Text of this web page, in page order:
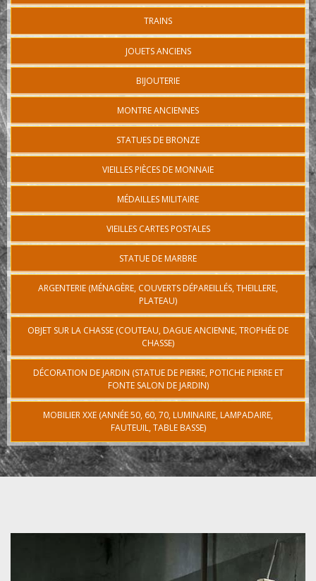
TRAINS
JOUETS ANCIENS
BIJOUTERIE
MONTRE ANCIENNES
STATUES DE BRONZE
VIEILLES PIÈCES DE MONNAIE
MÉDAILLES MILITAIRE
VIEILLES CARTES POSTALES
STATUE DE MARBRE
ARGENTERIE (MÉNAGÈRE, COUVERTS DÉPAREILLÉS, THEILLERE,
PLATEAU)
OBJET SUR LA CHASSE (COUTEAU, DAGUE ANCIENNE, TROPHÉE DE
CHASSE)
DÉCORATION DE JARDIN (STATUE DE PIERRE, POTICHE PIERRE ET
FONTE SALON DE JARDIN)
MOBILIER XXE (ANNÉE 50, 60, 70, LUMINAIRE, LAMPADAIRE,
FAUTEUIL, TABLE BASSE)